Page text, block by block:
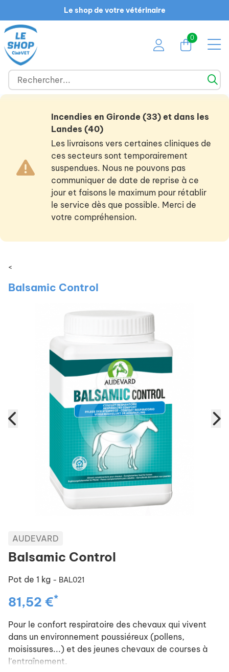
Le shop de votre vétérinaire
0
Incendies en Gironde (33) et dans les
Landes (40)
Les livraisons vers certaines cliniques de
ces secteurs sont temporairement
suspendues. Nous ne pouvons pas
communiquer de date de reprise à ce
jour et faisons le maximum pour rétablir
le service dès que possible. Merci de
votre compréhension.
<
Balsamic Control
AUDEVARD
Balsamic Control
Pot de 1 kg - BAL021
81,52 €*
Pour le confort respiratoire des chevaux qui vivent
dans un environnement poussiéreux (pollens,
moisissures...) et des jeunes chevaux de courses à
l'entraînement.